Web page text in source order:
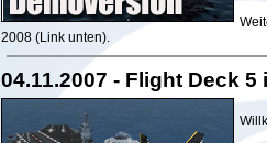
2008 (Link unten).
04.11.2007 - Flight Deck 5